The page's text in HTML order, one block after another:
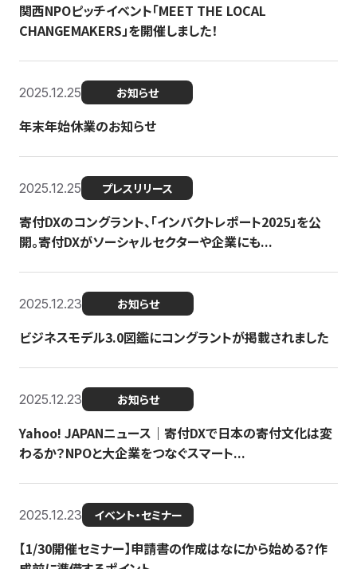
関西NPOピッチイベント「MEET THE LOCAL
CHANGEMAKERS」を開催しました！
2025.12.25 お知らせ
年末年始休業のお知らせ
2025.12.25 プレスリリース
寄付DXのコングラント、「インパクトレポート2025」を公
開。寄付DXがソーシャルセクターや企業にも...
2025.12.23 お知らせ
ビジネスモデル3.0図鑑にコングラントが掲載されました
2025.12.23 お知らせ
Yahoo! JAPANニュース｜寄付DXで日本の寄付文化は変
わるか？NPOと大企業をつなぐスマート...
2025.12.23 イベント・セミナー
【1/30開催セミナー】申請書の作成はなにから始める？作